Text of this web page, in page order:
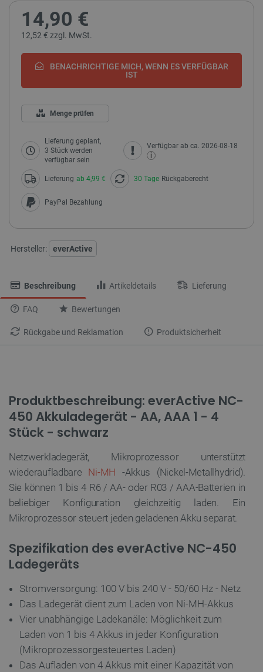
14,90 €
12,52 € zzgl. MwSt.
BENACHRICHTIGE MICH, WENN ES VERFÜGBAR
IST
Menge prüfen
Lieferung geplant,
3 Stück werden
verfügbar sein
Verfügbar ab ca. 2026-08-18
i
Lieferung ab 4,99 € 30 Tage Rückgaberecht
PayPal Bezahlung
Hersteller: everActive
Beschreibung Artikeldetails Lieferung
FAQ Bewertungen
Rückgabe und Reklamation Produktsicherheit
Produktbeschreibung: everActive NC-
450 Akkuladegerät - AA, AAA 1 - 4
Stück - schwarz
Netzwerkladegerät, Mikroprozessor unterstützt
wiederaufladbare Ni-MH -Akkus (Nickel-Metallhydrid).
Sie können 1 bis 4 R6 / AA- oder R03 / AAA-Batterien in
beliebiger Konfiguration gleichzeitig laden. Ein
Mikroprozessor steuert jeden geladenen Akku separat.
Spezifikation des everActive NC-450
Ladegeräts
Stromversorgung: 100 V bis 240 V - 50/60 Hz - Netz
Das Ladegerät dient zum Laden von Ni-MH-Akkus
Vier unabhängige Ladekanäle: Möglichkeit zum
Laden von 1 bis 4 Akkus in jeder Konfiguration
(Mikroprozessorgesteuertes Laden)
Das Aufladen von 4 Akkus mit einer Kapazität von